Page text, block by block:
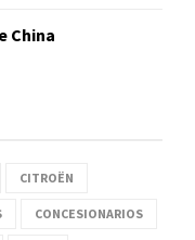
China
CITROËN
CONCESIONARIOS